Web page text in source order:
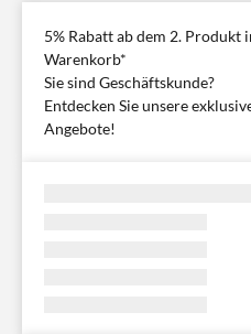
5% Rabatt ab dem 2. Produkt
Warenkorb*
Sie sind Geschäftskunde?
Entdecken Sie unsere
Angebote!